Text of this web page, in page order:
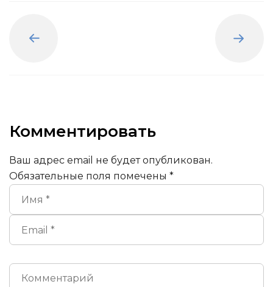
Комментировать
Ваш адрес email не будет опубликован.
Обязательные поля помечены *